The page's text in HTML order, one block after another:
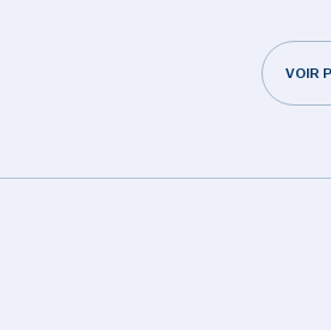
VOIR